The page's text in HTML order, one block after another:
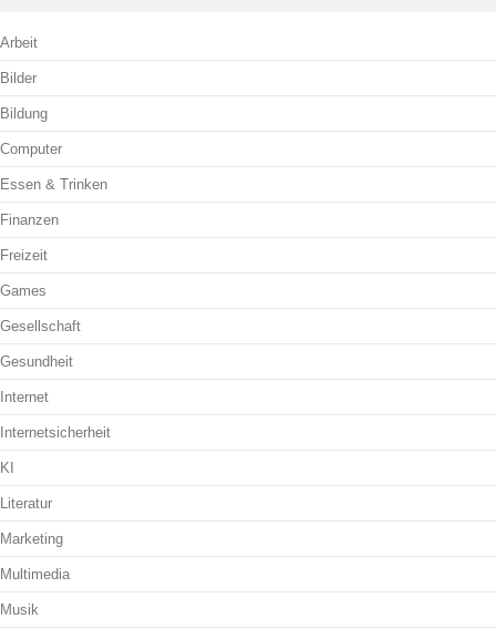
Arbeit
Bilder
Bildung
Computer
Essen & Trinken
Finanzen
Freizeit
Games
Gesellschaft
Gesundheit
Internet
Internetsicherheit
KI
Literatur
Marketing
Multimedia
Musik